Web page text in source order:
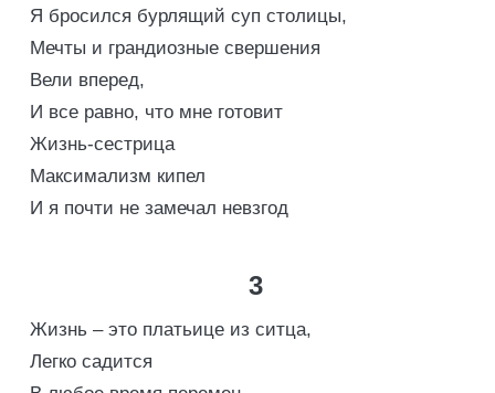
Я бросился бурлящий суп столицы,
Мечты и грандиозные свершения
Вели вперед,
И все равно, что мне готовит
Жизнь-сестрица
Максимализм кипел
И я почти не замечал невзгод
3
Жизнь – это платьице из ситца,
Легко садится